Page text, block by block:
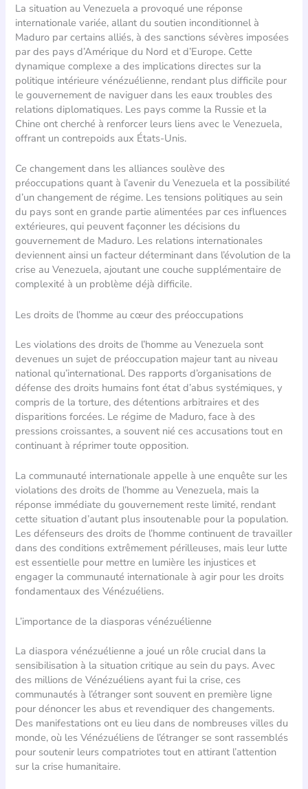
La situation au Venezuela a provoqué une réponse
internationale variée, allant du soutien inconditionnel à
Maduro par certains alliés, à des sanctions sévères imposées
par des pays d’Amérique du Nord et d’Europe. Cette
dynamique complexe a des implications directes sur la
politique intérieure vénézuélienne, rendant plus difficile pour
le gouvernement de naviguer dans les eaux troubles des
relations diplomatiques. Les pays comme la Russie et la
Chine ont cherché à renforcer leurs liens avec le Venezuela,
offrant un contrepoids aux États-Unis.
Ce changement dans les alliances soulève des
préoccupations quant à l’avenir du Venezuela et la possibilité
d’un changement de régime. Les tensions politiques au sein
du pays sont en grande partie alimentées par ces influences
extérieures, qui peuvent façonner les décisions du
gouvernement de Maduro. Les relations internationales
deviennent ainsi un facteur déterminant dans l’évolution de la
crise au Venezuela, ajoutant une couche supplémentaire de
complexité à un problème déjà difficile.
Les droits de l’homme au cœur des préoccupations
Les violations des droits de l’homme au Venezuela sont
devenues un sujet de préoccupation majeur tant au niveau
national qu’international. Des rapports d’organisations de
défense des droits humains font état d’abus systémiques, y
compris de la torture, des détentions arbitraires et des
disparitions forcées. Le régime de Maduro, face à des
pressions croissantes, a souvent nié ces accusations tout en
continuant à réprimer toute opposition.
La communauté internationale appelle à une enquête sur les
violations des droits de l’homme au Venezuela, mais la
réponse immédiate du gouvernement reste limité, rendant
cette situation d’autant plus insoutenable pour la population.
Les défenseurs des droits de l’homme continuent de travailler
dans des conditions extrêmement périlleuses, mais leur lutte
est essentielle pour mettre en lumière les injustices et
engager la communauté internationale à agir pour les droits
fondamentaux des Vénézuéliens.
L’importance de la diasporas vénézuélienne
La diaspora vénézuélienne a joué un rôle crucial dans la
sensibilisation à la situation critique au sein du pays. Avec
des millions de Vénézuéliens ayant fui la crise, ces
communautés à l’étranger sont souvent en première ligne
pour dénoncer les abus et revendiquer des changements.
Des manifestations ont eu lieu dans de nombreuses villes du
monde, où les Vénézuéliens de l’étranger se sont rassemblés
pour soutenir leurs compatriotes tout en attirant l’attention
sur la crise humanitaire.